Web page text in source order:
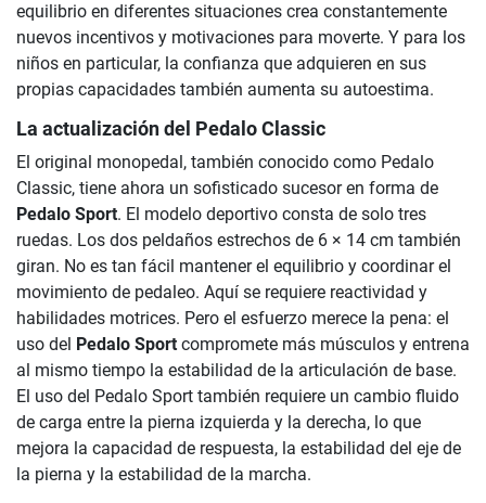
equilibrio en diferentes situaciones crea constantemente
nuevos incentivos y motivaciones para moverte. Y para los
niños en particular, la confianza que adquieren en sus
propias capacidades también aumenta su autoestima.
La actualización del Pedalo Classic
El original monopedal, también conocido como Pedalo
Classic, tiene ahora un sofisticado sucesor en forma de
Pedalo Sport. El modelo deportivo consta de solo tres
ruedas. Los dos peldaños estrechos de 6 × 14 cm también
giran. No es tan fácil mantener el equilibrio y coordinar el
movimiento de pedaleo. Aquí se requiere reactividad y
habilidades motrices. Pero el esfuerzo merece la pena: el
uso del Pedalo Sport compromete más músculos y entrena
al mismo tiempo la estabilidad de la articulación de base.
El uso del Pedalo Sport también requiere un cambio fluido
de carga entre la pierna izquierda y la derecha, lo que
mejora la capacidad de respuesta, la estabilidad del eje de
la pierna y la estabilidad de la marcha.